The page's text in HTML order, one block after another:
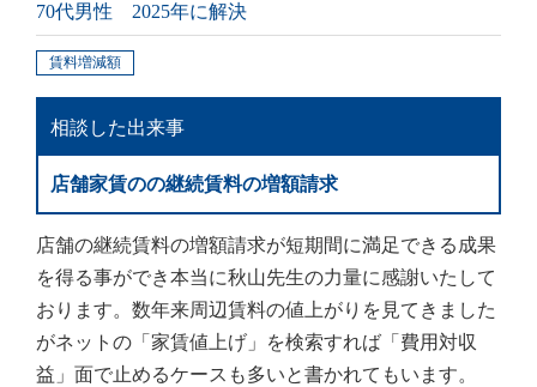
70代男性 2025年に解決
賃料増減額
相談した出来事
店舗家賃のの継続賃料の増額請求
店舗の継続賃料の増額請求が短期間に満足できる成果
を得る事ができ本当に秋山先生の力量に感謝いたして
おります。数年来周辺賃料の値上がりを見てきました
がネットの「家賃値上げ」を検索すれば「費用対収
益」面で止めるケースも多いと書かれてもいます。